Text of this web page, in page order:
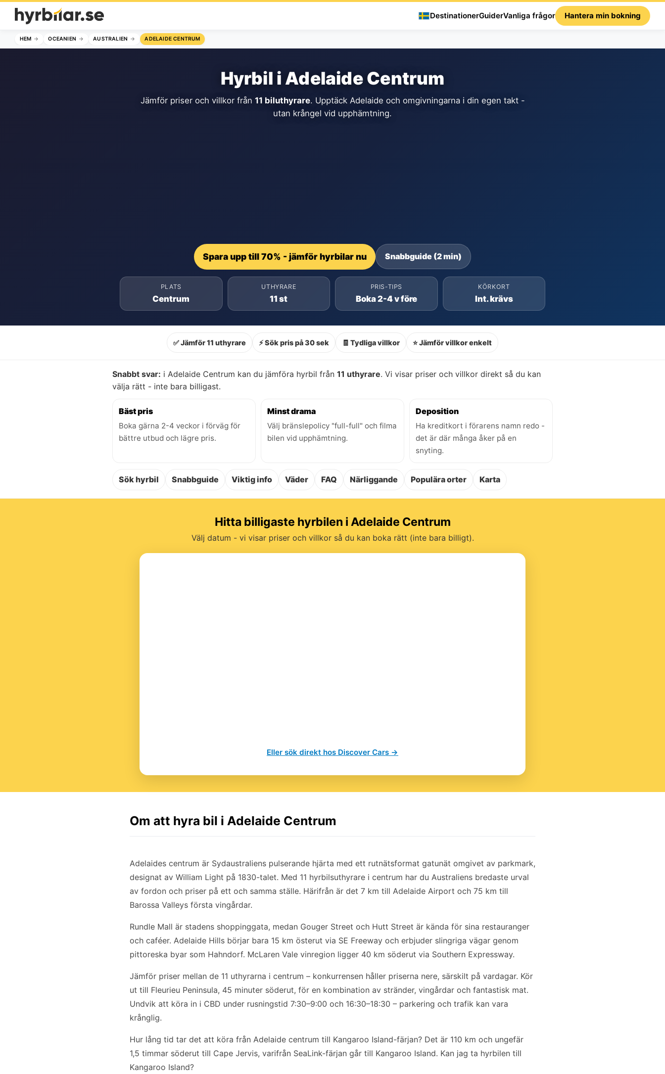
DestinationerGuiderVanliga frågor Hantera min bokning
HEM OCEANIEN AUSTRALIEN ADELAIDE CENTRUM
Hyrbil i Adelaide Centrum
Jämför priser och villkor från 11 biluthyrare. Upptäck Adelaide och omgivningarna i din egen takt -
utan krångel vid upphämtning.
Spara upp till 70% - jämför hyrbilar nu Snabbguide (2 min)
PLATS
Centrum
UTHYRARE
11 st
PRIS-TIPS
Boka 2-4 v före
KÖRKORT
Int. krävs
✅ Jämför 11 uthyrare ⚡ Sök pris på 30 sek 🧾 Tydliga villkor ⭐ Jämför villkor enkelt
Snabbt svar: i Adelaide Centrum kan du jämföra hyrbil från 11 uthyrare. Vi visar priser och villkor direkt så du kan
välja rätt - inte bara billigast.
Bäst pris
Boka gärna 2-4 veckor i förväg för
bättre utbud och lägre pris.
Minst drama
Välj bränslepolicy "full-full" och filma
bilen vid upphämtning.
Deposition
Ha kreditkort i förarens namn redo -
det är där många åker på en
snyting.
Sök hyrbil Snabbguide Viktig info Väder FAQ Närliggande Populära orter Karta
Hitta billigaste hyrbilen i Adelaide Centrum
Välj datum - vi visar priser och villkor så du kan boka rätt (inte bara billigt).
Eller sök direkt hos Discover Cars →
Om att hyra bil i Adelaide Centrum
Adelaides centrum är Sydaustraliens pulserande hjärta med ett rutnätsformat gatunät omgivet av parkmark,
designat av William Light på 1830-talet. Med 11 hyrbilsuthyrare i centrum har du Australiens bredaste urval
av fordon och priser på ett och samma ställe. Härifrån är det 7 km till Adelaide Airport och 75 km till
Barossa Valleys första vingårdar.
Rundle Mall är stadens shoppinggata, medan Gouger Street och Hutt Street är kända för sina restauranger
och caféer. Adelaide Hills börjar bara 15 km österut via SE Freeway och erbjuder slingriga vägar genom
pittoreska byar som Hahndorf. McLaren Vale vinregion ligger 40 km söderut via Southern Expressway.
Jämför priser mellan de 11 uthyrarna i centrum – konkurrensen håller priserna nere, särskilt på vardagar. Kör
ut till Fleurieu Peninsula, 45 minuter söderut, för en kombination av stränder, vingårdar och fantastisk mat.
Undvik att köra in i CBD under rusningstid 7:30–9:00 och 16:30–18:30 – parkering och trafik kan vara
krånglig.
Hur lång tid tar det att köra från Adelaide centrum till Kangaroo Island-färjan? Det är 110 km och ungefär
1,5 timmar söderut till Cape Jervis, varifrån SeaLink-färjan går till Kangaroo Island. Kan jag ta hyrbilen till
Kangaroo Island?